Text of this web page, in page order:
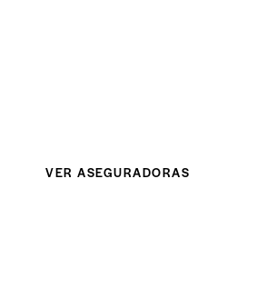
VER ASEGURADORAS